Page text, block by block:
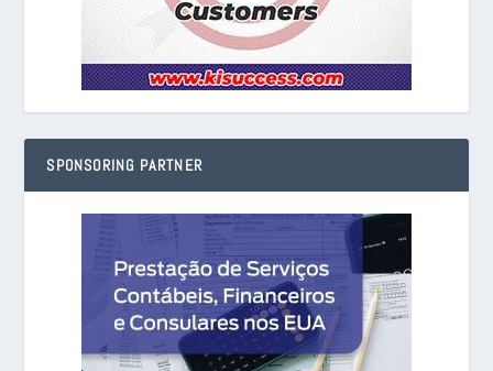
SPONSORING PARTNER